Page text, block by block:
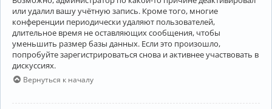
или удалил вашу учётную запись. Кроме того, многие
конференции периодически удаляют пользователей,
длительное время не оставляющих сообщения, чтобы
уменьшить размер базы данных. Если это произошло,
попробуйте зарегистрироваться снова и активнее участвовать в
дискуссиях.
Вернуться к началу